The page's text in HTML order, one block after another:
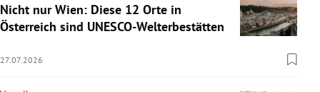
Nicht nur Wien: Diese 12 Orte in
Österreich sind UNESCO-Welterbestätten
27.07.2026